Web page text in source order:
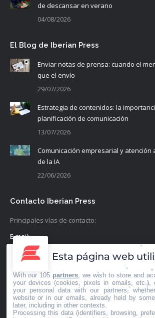
de descansar en verano
04/08/2026
El Blog de Iberian Press
Enviar notas de prensa: cuando el
que el envío
29/07/2026
Estrategia de contenidos: la
planificación de comunicación
13/07/2026
Comunicación empresarial y atención
de la IA
22/06/2026
Contacto Iberian Press
Principales vías de contacto:
E-mail:
info@iberianpress.es
+34 911863556
Fax:
+34 911863556
Esta página web
With our 105 partners , we wish to store and
your devices (cookies, pixels in emails, etc.),
your personal data with our partners,
website or in our emails, already held by
later, including in other contexts.
Processing this data (identifiers, browsing,